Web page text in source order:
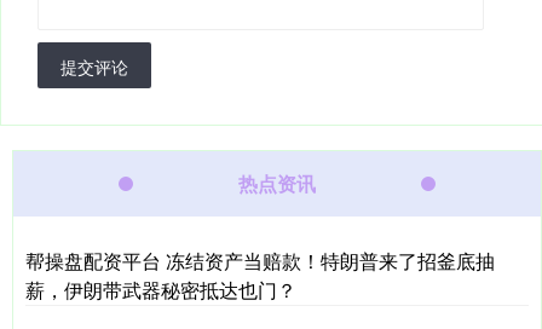
提交评论
热点资讯
帮操盘配资平台 冻结资产当赔款！特朗普来了招釜底抽
薪，伊朗带武器秘密抵达也门？